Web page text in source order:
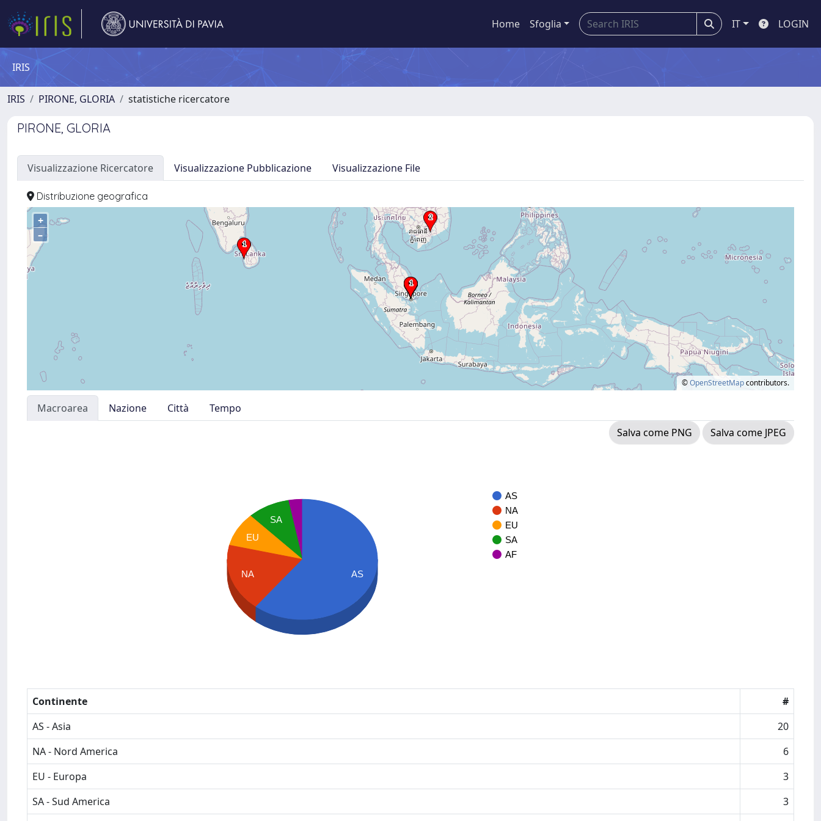
Home Sfoglia IT LOGIN
IRIS
IRIS PIRONE, GLORIA statistiche ricercatore
PIRONE, GLORIA
Visualizzazione Ricercatore Visualizzazione Pubblicazione Visualizzazione File
Distribuzione geografica
+
–
©OpenStreetMapcontributors.
Macroarea Nazione Città
Tempo
Salva come PNG
Salva come JPEG
AS
NA
EU
SA
AF
SA
EU
NA AS
Continente
#
AS - Asia
20
NA - Nord America
6
EU - Europa
3
SA - Sud America
3